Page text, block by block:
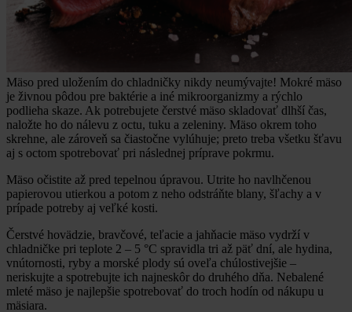
Mäso pred uložením do chladničky nikdy neumývajte! Mokré mäso
je živnou pôdou pre baktérie a iné mikroorganizmy a rýchlo
podlieha skaze. Ak potrebujete čerstvé mäso skladovať dlhší čas,
naložte ho do nálevu z octu, tuku a zeleniny. Mäso okrem toho
skrehne, ale zároveň sa čiastočne vylúhuje; preto treba všetku šťavu
aj s octom spotrebovať pri následnej príprave pokrmu.
Mäso očistite až pred tepelnou úpravou. Utrite ho navlhčenou
papierovou utierkou a potom z neho odstráňte blany, šľachy a v
prípade potreby aj veľké kosti.
Čerstvé hovädzie, bravčové, teľacie a jahňacie mäso vydrží v
chladničke pri teplote 2 – 5 °C spravidla tri až päť dní, ale hydina,
vnútornosti, ryby a morské plody sú oveľa chúlostivejšie –
neriskujte a spotrebujte ich najneskôr do druhého dňa. Nebalené
mleté mäso je najlepšie spotrebovať do troch hodín od nákupu u
mäsiara.